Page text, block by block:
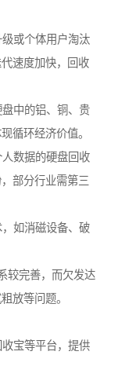
或个体用户淘汰
速度加快，回收
中的铝、铜、贵
循环经济价值。
数据的硬盘回收
部分行业需第三
如消磁设备、破
较完善，而欠发达
放等问题。
宝等平台，提供